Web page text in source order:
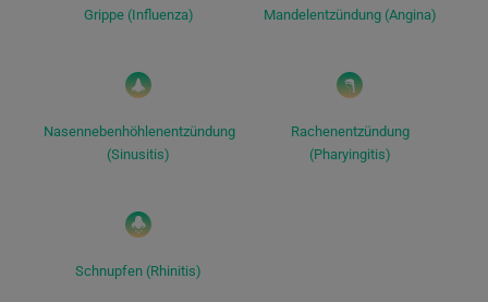
Grippe (Influenza) Mandelentzündung (Angina)
Nasennebenhöhlenentzündung
(Sinusitis)
Rachenentzündung
(Pharyingitis)
Schnupfen (Rhinitis)